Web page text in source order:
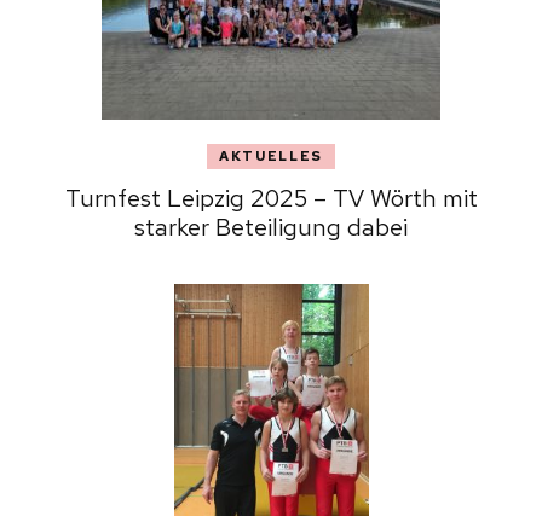
AKTUELLES
Turnfest Leipzig 2025 – TV Wörth mit
starker Beteiligung dabei